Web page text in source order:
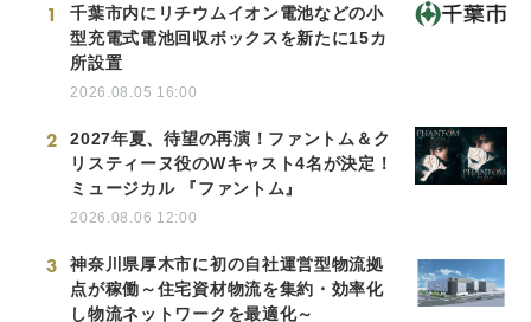
1
千葉市内にリチウムイオン電池などの小
型充電式電池回収ボックスを新たに15カ
所設置
2026.08.05 16:00
2
2027年夏、待望の再演！ファントム＆ク
リスティーヌ役のWキャスト4名が決定！
ミュージカル 『ファントム』
2026.08.06 12:00
3
神奈川県厚木市に初の自社運営型物流拠
点が稼働～住宅資材物流を集約・効率化
し物流ネットワークを最適化～